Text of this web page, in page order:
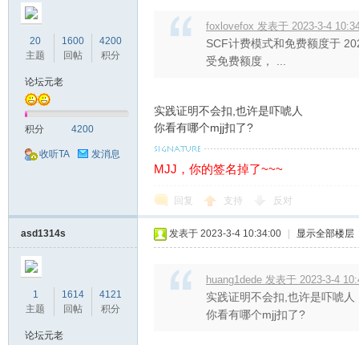
20
主题
1600
回帖
4200
积分
论坛元老
积分 4200
收听TA 发消息
foxlovefox 发表于 2023-3-4
SCF计费模式和免费额度于
受免费额度， ...
实践证明不会扣,也许是吓唬人
你看有哪个mjj扣了?
MJJ，你的签名掉了~~~
回复 支持 反对
asd1314s
1
主题
1614
回帖
4121
积分
论坛元老
发表于 2023-3-4 10:34:00 显示全部楼层
huang1dede 发表于 2023-3-4
实践证明不会扣,也许是吓唬人
你看有哪个mjj扣了?